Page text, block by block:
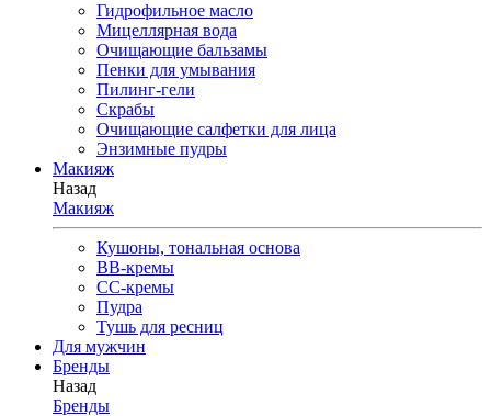
Гидрофильное масло
Мицеллярная вода
Очищающие бальзамы
Пенки для умывания
Пилинг-гели
Скрабы
Очищающие салфетки для лица
Энзимные пудры
Макияж
Назад
Макияж
Кушоны, тональная основа
BB-кремы
CC-кремы
Пудра
Тушь для ресниц
Для мужчин
Бренды
Назад
Бренды